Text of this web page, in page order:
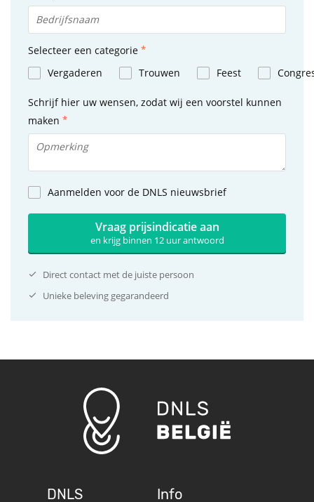
Selecteer een categorie
Vergaderen
Trouwen Feest
Schrijf hier uw wensen, zodat wij een voorstel kunnen
maken
Aanmelden voor de DNLS nieuwsbrief
Vraag prijsindicatie aan
en krijg binnen 12 uur antwoord
Direct contact met de juiste persoon
Unieke beleving gegarandeerd
DNLS Info